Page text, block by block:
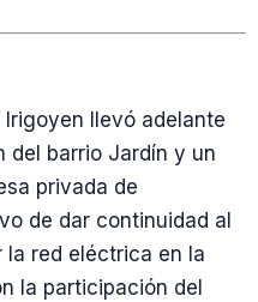
Irigoyen llevó adelante
del barrio Jardín y un
privada de
de dar continuidad al
red eléctrica en la
la participación del